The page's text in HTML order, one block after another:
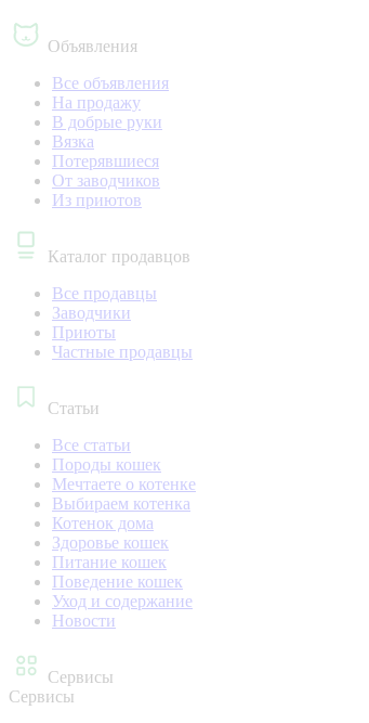
Объявления
Все объявления
На продажу
В добрые руки
Вязка
Потерявшиеся
От заводчиков
Из приютов
Каталог продавцов
Все продавцы
Заводчики
Приюты
Частные продавцы
Статьи
Все статьи
Породы кошек
Мечтаете о котенке
Выбираем котенка
Котенок дома
Здоровье кошек
Питание кошек
Поведение кошек
Уход и содержание
Новости
Сервисы
Сервисы